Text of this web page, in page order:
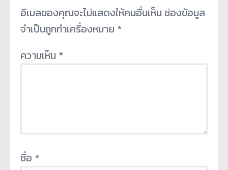
อีเมลของคุณจะไม่แสดงให้คนอื่นเห็น ช่องข้อมูล
จำเป็นถูกทำเครื่องหมาย *
ความเห็น *
ชื่อ *